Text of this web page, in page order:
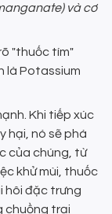
và cơ
"thuốc tím"
là Potassium
Khi tiếp xúc
hại, nó sẽ phá
của chúng, từ
khử mùi, thuốc
hôi đặc trưng
chuồng trại